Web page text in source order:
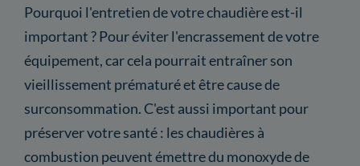
Pourquoi l'entretien de votre chaudière est-il
important ? Pour éviter l'encrassement de votre
équipement, car cela pourrait entraîner son
vieillissement prématuré et être cause de
surconsommation. C'est aussi important pour
préserver votre santé : les chaudières à
combustion peuvent émettre du monoxyde de